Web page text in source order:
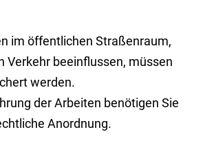
im öffentlichen Straßenraum,
Verkehr beeinflussen, müssen
werden.
der Arbeiten benötigen Sie
Anordnung.